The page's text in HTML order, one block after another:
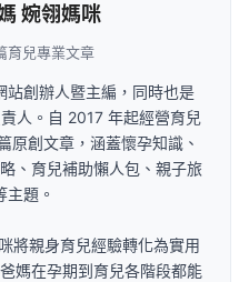
婉翎媽咪
育兒專業文章
站創辦人暨主編，同時也是
人。自 2017 年起經營育兒
原創文章，涵蓋懷孕知識、
、育兒補助懶人包、親子旅
主題。
將親身育兒經驗轉化為實用
媽在孕期到育兒各階段都能